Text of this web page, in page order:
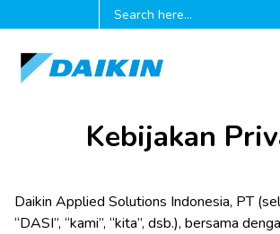
Kebijakan
Daikin Applied Solutions Indonesia, PT
“DASI”, “kami”, “kita”, dsb.), bersama